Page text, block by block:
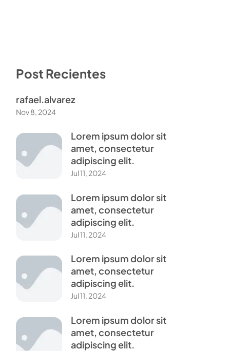
Post Recientes
rafael.alvarez
Nov 8, 2024
Lorem ipsum dolor sit
amet, consectetur
adipiscing elit.
Jul 11, 2024
Lorem ipsum dolor sit
amet, consectetur
adipiscing elit.
Jul 11, 2024
Lorem ipsum dolor sit
amet, consectetur
adipiscing elit.
Jul 11, 2024
Lorem ipsum dolor sit
amet, consectetur
adipiscing elit.